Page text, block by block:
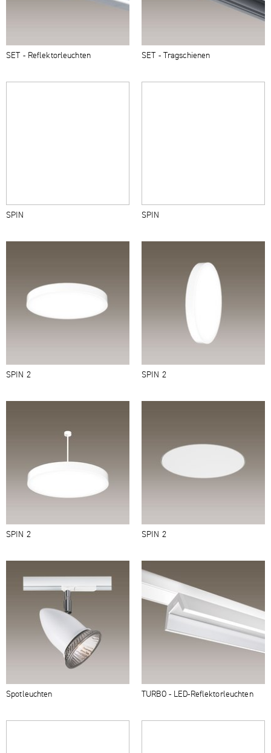
SET - Reflek­torleuchten SET - Tragschienen
SPIN SPIN
SPIN 2 SPIN 2
SPIN 2 SPIN 2
Spotleuchten TURBO - LED-​Reflektorleuchten